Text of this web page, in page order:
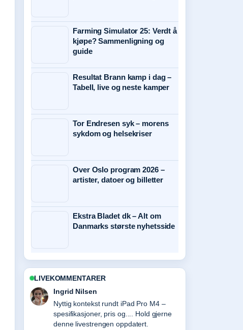
Farming Simulator 25: Verdt å
kjøpe? Sammenligning og
guide
Resultat Brann kamp i dag –
Tabell, live og neste kamper
Tor Endresen syk – morens
sykdom og helsekriser
Over Oslo program 2026 –
artister, datoer og billetter
Ekstra Bladet dk – Alt om
Danmarks største nyhetsside
LIVEKOMMENTARER
Ingrid Nilsen
Nyttig kontekst rundt iPad Pro M4 –
spesifikasjoner, pris og.... Hold gjerne
denne livestrengen oppdatert.